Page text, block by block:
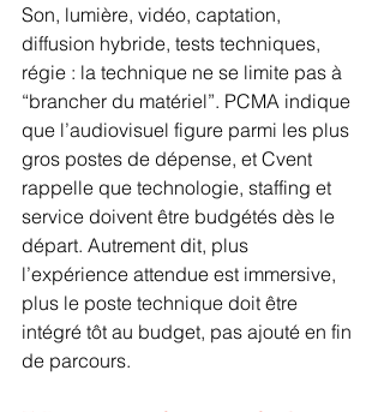
Son, lumière, vidéo, captation,
diffusion hybride, tests techniques,
régie : la technique ne se limite pas à
“brancher du matériel”. PCMA indique
que l’audiovisuel figure parmi les plus
gros postes de dépense, et Cvent
rappelle que technologie, staffing et
service doivent être budgétés dès le
départ. Autrement dit, plus
l’expérience attendue est immersive,
plus le poste technique doit être
intégré tôt au budget, pas ajouté en fin
de parcours.